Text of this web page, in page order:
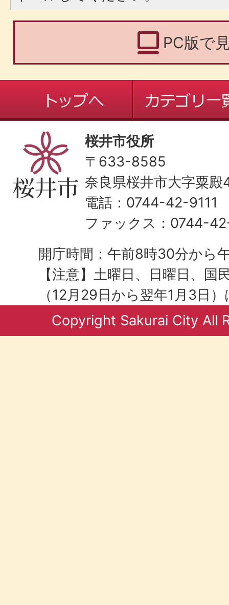
PC版で
桜井市役所
〒633-8585
奈良県桜井市大字粟
電話：0744-42-9111
ファックス：0744-
開庁時間：午前8時30分から
【注意】土曜日、日曜日、国
（12月29日から翌年1月3日
Copyright Sakurai City All